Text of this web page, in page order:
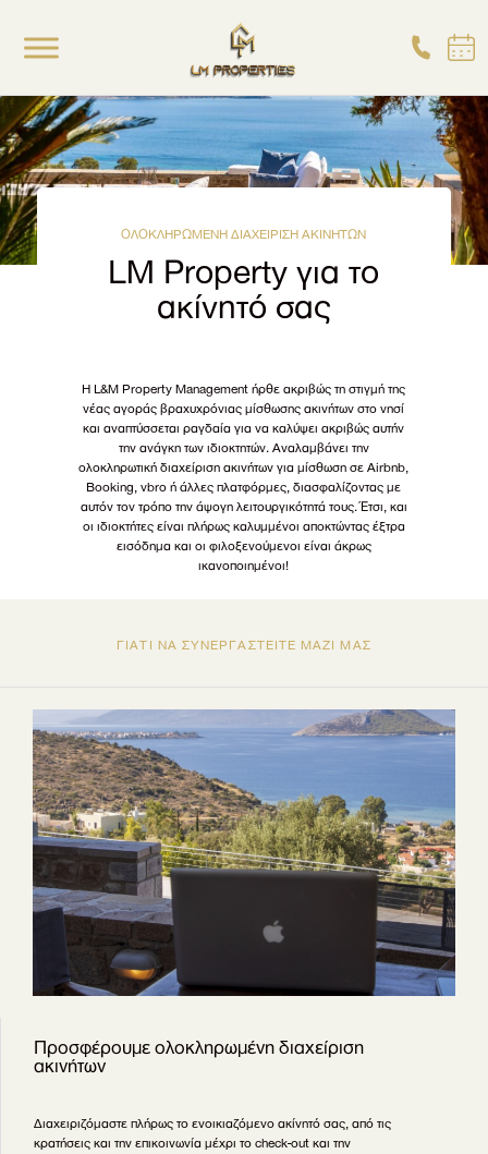
ΟΛΟΚΛΗΡΩΜΕΝΗ ΔΙΑΧΕΙΡΙΣΗ ΑΚΙΝΗΤΩΝ
LM Property για το
ακίνητό σας
Η L&M Property Management ήρθε ακριβώς τη στιγμή της
νέας αγοράς βραχυχρόνιας μίσθωσης ακινήτων στο νησί
και αναπτύσσεται ραγδαία για να καλύψει ακριβώς αυτήν
την ανάγκη των ιδιοκτητών. Αναλαμβάνει την
ολοκληρωτική διαχείριση ακινήτων για μίσθωση σε Airbnb,
Booking, vbro ή άλλες πλατφόρμες, διασφαλίζοντας με
αυτόν τον τρόπο την άψογη λειτουργικότητά τους. Έτσι, και
οι ιδιοκτήτες είναι πλήρως καλυμμένοι αποκτώντας έξτρα
εισόδημα και οι φιλοξενούμενοι είναι άκρως
ικανοποιημένοι!
ΓΙΑΤΙ ΝΑ ΣΥΝΕΡΓΑΣΤΕΙΤΕ ΜΑΖΙ ΜΑΣ
Προσφέρουμε ολοκληρωμένη διαχείριση
ακινήτων
Διαχειριζόμαστε πλήρως το ενοικιαζόμενο ακίνητό σας, από τις
κρατήσεις και την επικοινωνία μέχρι το check-out και την